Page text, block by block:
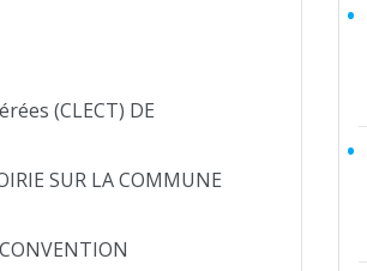
(CLECT) DE
SUR LA COMMUNE